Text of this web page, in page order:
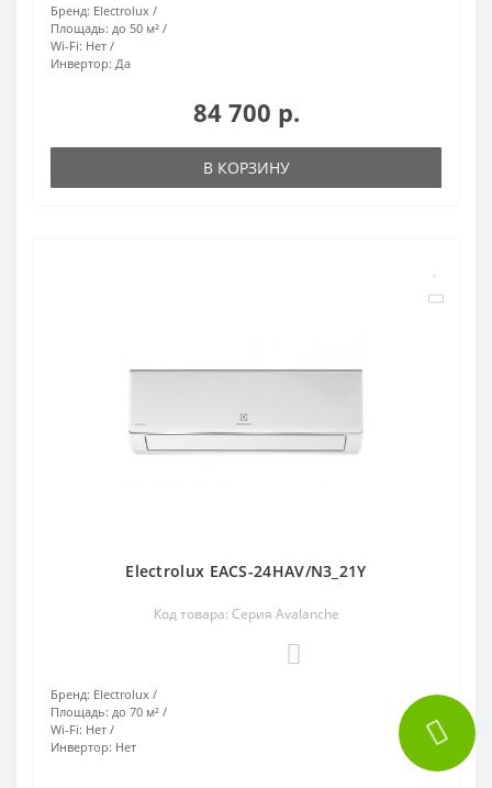
Бренд: Electrolux
Площадь: до 50 м²
Wi-Fi: Нет
Инвертор: Да
84 700 р.
В КОРЗИНУ
Electrolux EACS-24HAV/N3_21Y
Код товара: Серия Avalanche
Бренд: Electrolux
Площадь: до 70 м²
Wi-Fi: Нет
Инвертор: Нет